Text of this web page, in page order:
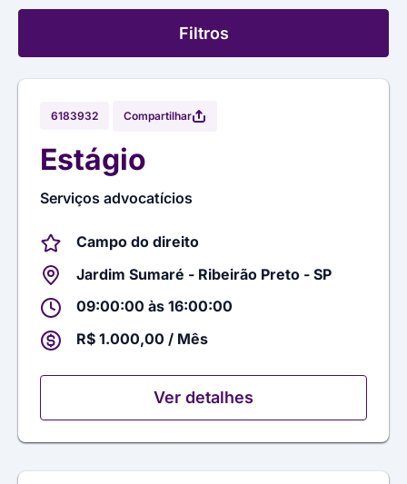
Filtros
6183932 Compartilhar
Estágio
Serviços advocatícios
Campo do direito
Jardim Sumaré - Ribeirão Preto - SP
09:00:00 às 16:00:00
R$ 1.000,00 / Mês
Ver detalhes